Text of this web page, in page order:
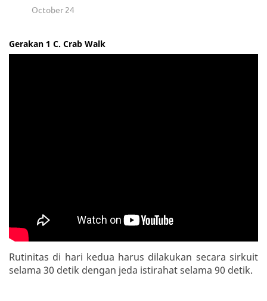
October 24
Gerakan 1 C. Crab Walk
Rutinitas di hari kedua harus dilakukan secara sirkuit
selama 30 detik dengan jeda istirahat selama 90 detik.